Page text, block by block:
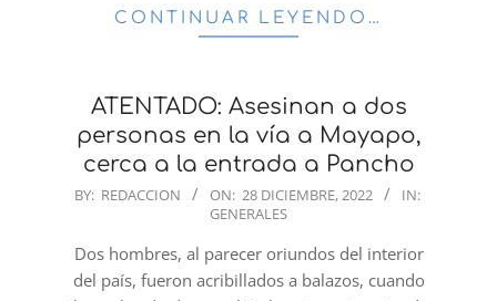
CONTINUAR LEYENDO…
ATENTADO: Asesinan a dos
personas en la vía a Mayapo,
cerca a la entrada a Pancho
2022-
28
BY: REDACCION ON: 28 DICIEMBRE, 2022
IN:
GENERALES
Dos hombres, al parecer oriundos del interior
del país, fueron acribillados a balazos, cuando